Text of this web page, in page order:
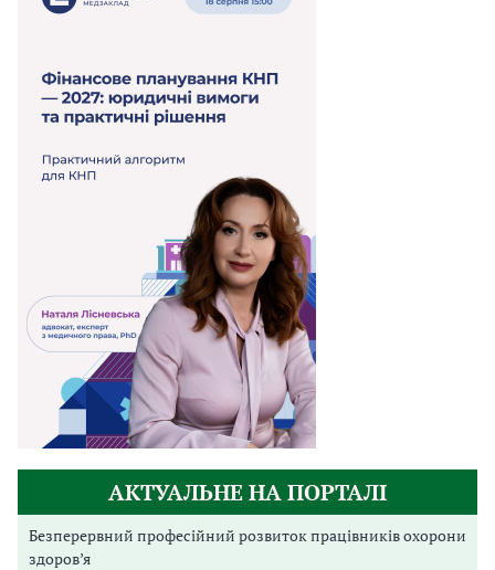
АКТУАЛЬНЕ НА ПОРТАЛІ
Безперервний професійний розвиток працівників охорони
здоров’я